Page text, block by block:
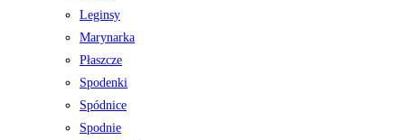
Leginsy
Marynarka
Płaszcze
Spodenki
Spódnice
Spodnie